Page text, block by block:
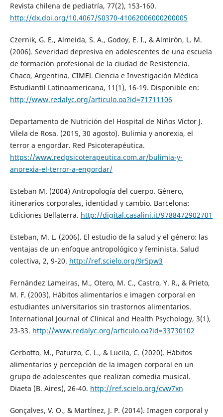
Revista chilena de pediatría, 77(2), 153-160.
http://dx.doi.org/10.4067/S0370-41062006000200005
Czernik, G. E., Almeida, S. A., Godoy, E. I., & Almirón, L. M.
(2006). Severidad depresiva en adolescentes de una escuela
de formación profesional de la ciudad de Resistencia.
Chaco, Argentina. CIMEL Ciencia e Investigación Médica
Estudiantil Latinoamericana, 11(1), 16-19. Disponible en:
http://www.redalyc.org/articulo.oa?id=71711106
Departamento de Nutrición del Hospital de Niños Víctor J.
Vilela de Rosa. (2015, 30 agosto). Bulimia y anorexia, el
terror a engordar. Red Psicoterapéutica.
https://www.redpsicoterapeutica.com.ar/bulimia-y-
anorexia-el-terror-a-engordar/
Esteban M. (2004) Antropología del cuerpo. Género,
itinerarios corporales, identidad y cambio. Barcelona:
Ediciones Bellaterra. http://digital.casalini.it/9788472902701
Esteban, M. L. (2006). El estudio de la salud y el género: las
ventajas de un enfoque antropológico y feminista. Salud
colectiva, 2, 9-20. http://ref.scielo.org/9r5pw3
Fernández Lameiras, M., Otero, M. C., Castro, Y. R., & Prieto,
M. F. (2003). Hábitos alimentarios e imagen corporal en
estudiantes universitarios sin trastornos alimentarios.
International Journal of Clinical and Health Psychology, 3(1),
23-33. http://www.redalyc.org/articulo.oa?id=33730102
Gerbotto, M., Paturzo, C. L., & Lucila, C. (2020). Hábitos
alimentarios y percepción de la imagen corporal en un
grupo de adolescentes que realizan comedia musical.
Diaeta (B. Aires), 26-40. http://ref.scielo.org/cvw7xn
Gonçalves, V. O., & Martínez, J. P. (2014). Imagen corporal y